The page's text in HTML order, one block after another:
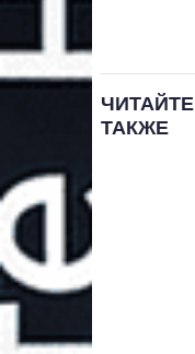
ЧИТАЙТЕ
ТАКЖЕ